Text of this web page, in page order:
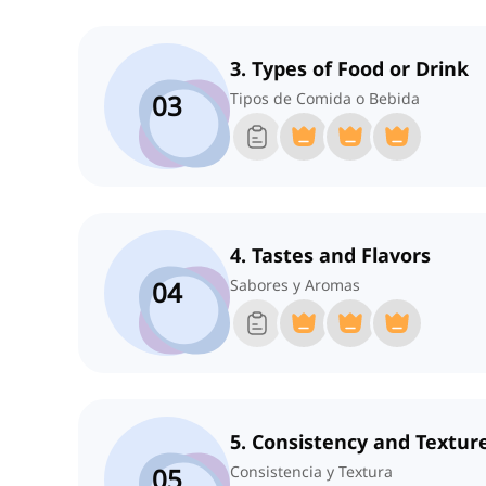
03
3. Types of Food or Drink
Tipos de Comida o Bebida
04
4. Tastes and Flavors
Sabores y Aromas
5. Consistency and
Consistencia y Textura